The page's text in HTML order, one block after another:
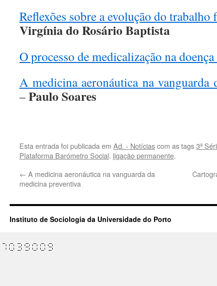
Reflexões sobre a evolução do
Virgínia do Rosário Baptista
O processo de medicalização na
A medicina aeronáutica na vanguarda
–Paulo Soares
Esta entrada foi publicada em Ad. - Notíciascom as tags3ª
Plataforma Barómetro Social. ligação permanente.
← A medicina aeronáutica na vanguarda da
medicina preventiva
Instituto de Sociologia da Universidade do Porto